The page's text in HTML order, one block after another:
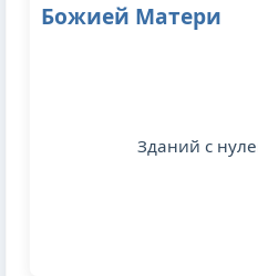
Божией Матери
Зданий с